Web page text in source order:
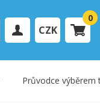
CZK
0
Průvodce výběrem